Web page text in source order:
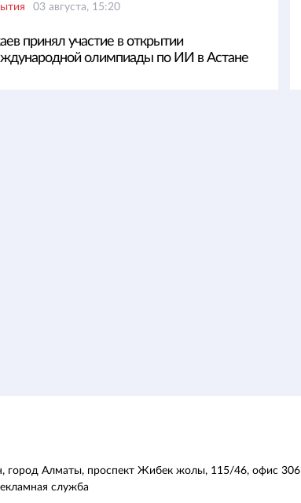
03 августа, 15:20
принял участие в открытии
олимпиады по ИИ в Астане
город Алматы, проспект Жибек жолы, 115/46, офис 306
служба